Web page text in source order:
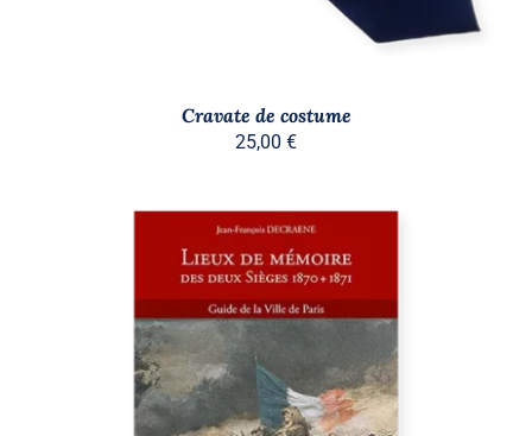
Cravate de costume
25,00 €
AJOUTER AU PANIER /